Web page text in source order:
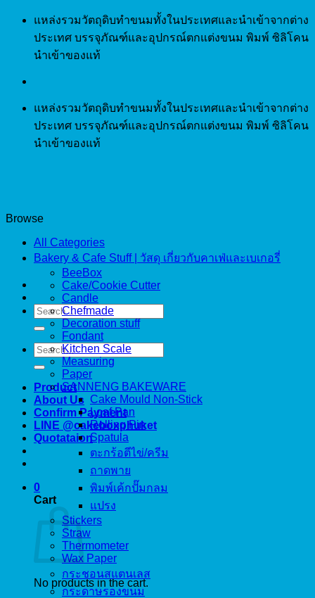
Skip
content
แหล่งรวมวัตถุดิบทำขนมทั้งในประเทศและนำเข้าจากต่าง
ประเทศ บรรจุภัณฑ์และอุปกรณ์ตกแต่งขนม พิมพ์ ซิลิโคน
นำเข้าของแท้
แหล่งรวมวัตถุดิบทำขนมทั้งในประเทศและนำเข้าจากต่าง
ประเทศ บรรจุภัณฑ์และอุปกรณ์ตกแต่งขนม พิมพ์ ซิลิโคน
นำเข้าของแท้
Search
for:
Search
for:
Product
About Us
Confirm Payment
LINE @cakeboxphuket
Quotataion
0
Cart
No products in the cart.
Browse
All Categories
Bakery & Cafe Stuff | วัสดุ เกี่ยวกับคาเฟ่และเบเกอรี่
BeeBox
Cake/Cookie Cutter
Candle
Chefmade
Decoration stuff
Fondant
Kitchen Scale
Measuring
Paper
SANNENG BAKEWARE
Cake Mould Non-Stick
Loaf Pan
Rolling Pin
Spatula
ตะกร้อตีไข่/ครีม
ถาดพาย
พิมพ์เค้กปั๊มกลม
แปรง
Stickers
Straw
Thermometer
Wax Paper
กระชอนสแตนเลส
กระดาษรองขนม